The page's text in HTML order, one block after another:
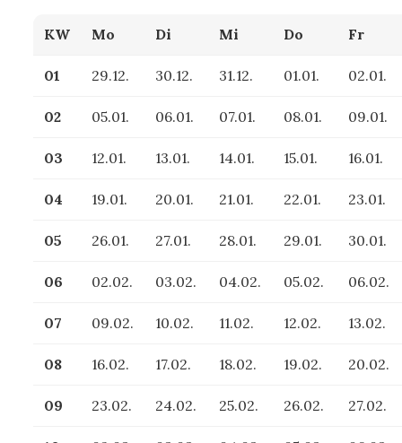
KW Mo Di Mi Do Fr
01 29.12. 30.12. 31.12. 01.01. 02.01.
02 05.01. 06.01. 07.01. 08.01. 09.01.
03 12.01. 13.01. 14.01. 15.01. 16.01.
04 19.01. 20.01. 21.01. 22.01. 23.01.
05 26.01. 27.01. 28.01. 29.01. 30.01.
06 02.02. 03.02. 04.02. 05.02. 06.02.
07 09.02. 10.02. 11.02. 12.02. 13.02.
08 16.02. 17.02. 18.02. 19.02. 20.02.
09 23.02. 24.02. 25.02. 26.02. 27.02.